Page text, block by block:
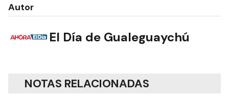
Autor
El Día de Gualeguaychú
NOTAS RELACIONADAS